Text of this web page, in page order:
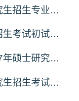
关于调整2027年部分硕士研究生招生专业初试考试科目的公告（持续更新中）
关于公布2027年硕士研究生招生考试初试自命题科目考试大纲的通知
四川外国语大学关于发布2027年硕士研究生招生考试自命题科目大纲的公告
关于东华大学2027年硕士研究生招生考试（初试）招生目录拟调整公告（一）